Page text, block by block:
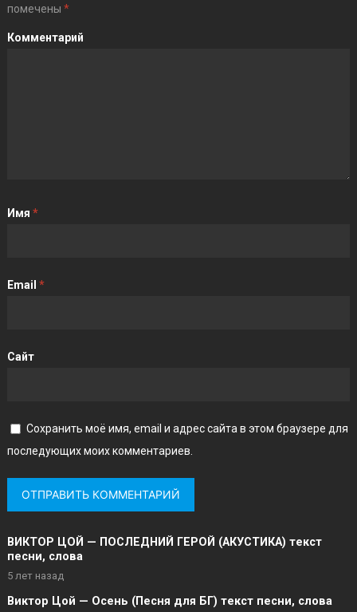
помечены *
Комментарий
Имя *
Email *
Сайт
Сохранить моё имя, email и адрес сайта в этом браузере для
последующих моих комментариев.
ВИКТОР ЦОЙ — ПОСЛЕДНИЙ ГЕРОЙ (АКУСТИКА) текст
песни, слова
5 лет назад
Виктор Цой — Осень (Песня для БГ) текст песни, слова